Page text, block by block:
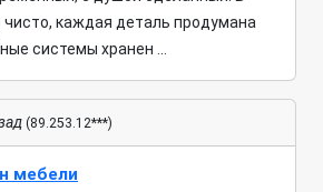
каждая деталь продумана
системы хранен ...
(89.253.12***)
мебели